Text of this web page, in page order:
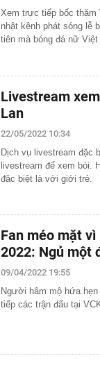
Xem trực tiếp bốc thăm
nhật kênh phát sóng lễ
tiên mà bóng đá nữ Việt
Livestream
Lan
22/05/2022 10:34
Dịch vụ livestream đặc
livestream để xem bói.
đặc biệt là với giới trẻ.
Fan méo mặt
2022: Ngủ một
09/04/2022 19:55
Người hâm mộ hứa
tiếp các trận đấu tại